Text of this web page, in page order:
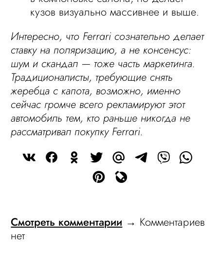
кузов визуально массивнее и выше.
Интересно, что Ferrari сознательно делает
ставку на поляризацию, а не консенсус:
шум и скандал — тоже часть маркетинга.
Традиционалисты, требующие снять
жеребца с капота, возможно, именно
сейчас громче всего рекламируют этот
автомобиль тем, кто раньше никогда не
рассматривал покупку Ferrari.
Смотреть комментарии → Комментариев
нет